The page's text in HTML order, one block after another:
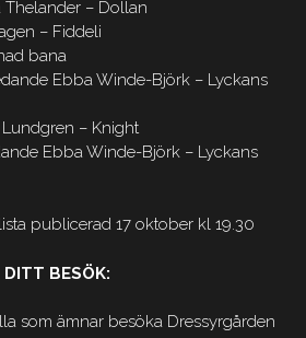
Thelander – Dollan
– Fiddeli
bana
Ebba Winde-Björk – Lyckans
– Knight
Ebba Winde-Björk – Lyckans
publicerad 17 oktober kl 19.30
DITT BESÖK:
som ämnar besöka Dressyrgården